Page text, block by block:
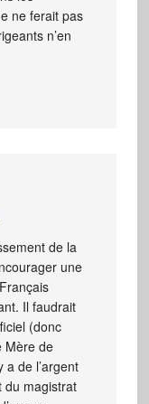
ne ferait pas
n’en
de la
une
Il faudrait
(donc
Mère de
de l’argent
du magistrat